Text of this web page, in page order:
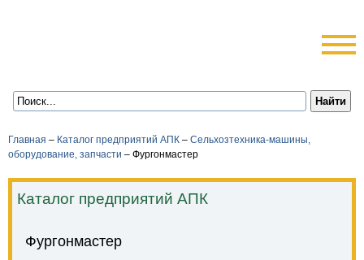
Главная – Каталог предприятий АПК – Сельхозтехника-машины,
оборудование, запчасти – Фургонмастер
Каталог предприятий АПК
Фургонмастер